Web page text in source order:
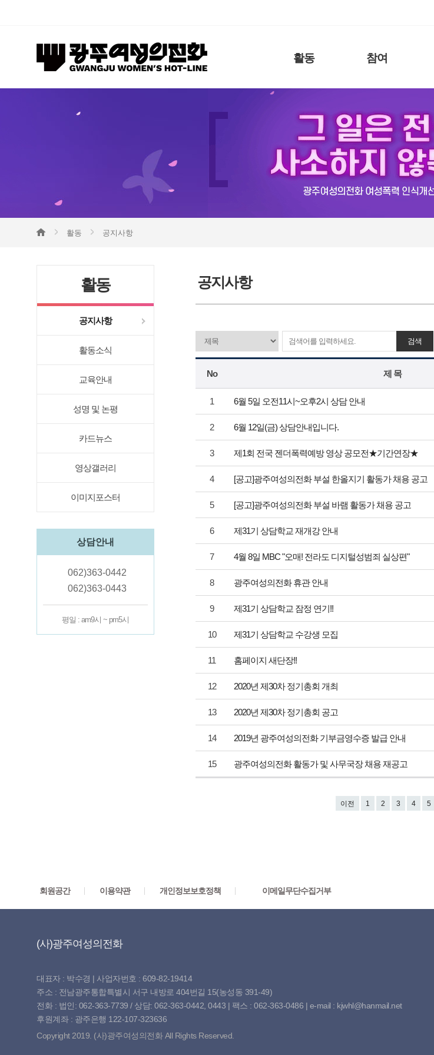
활동 참여
활동 공지사항
활동
공지사항
활동소식
교육안내
성명 및 논평
카드뉴스
영상갤러리
이미지포스터
상담안내
062)363-0442
062)363-0443
평일 : am9시 ~ pm5시
공지사항
검색
No 제 목
1 6월 5일 오전11시~오후2시 상담 안내
2 6월 12일(금) 상담안내입니다.
3 제1회 전국 젠더폭력예방 영상 공모전★기간연장★
4 [공고]광주여성의전화 부설 한올지기 활동가 채용 공고
5 [공고]광주여성의전화 부설 바램 활동가 채용 공고
6 제31기 상담학교 재개강 안내
7 4월 8일 MBC "오매! 전라도 디지털성범죄 실상편"
8 광주여성의전화 휴관 안내
9 제31기 상담학교 잠정 연기!!
10 제31기 상담학교 수강생 모집
11 홈페이지 새단장!!
12 2020년 제30차 정기총회 개최
13 2020년 제30차 정기총회 공고
14 2019년 광주여성의전화 기부금영수증 발급 안내
15 광주여성의전화 활동가 및 사무국장 채용 재공고
이전 1 2 3 4 5
회원공간 이용약관 개인정보보호정책 이메일무단수집거부
(사)광주여성의전화
대표자 : 박수경 | 사업자번호 : 609-82-19414
주소 : 전남광주통합특별시 서구 내방로 404번길 15(농성동 391-49)
전화 : 법인: 062-363-7739 / 상담: 062-363-0442, 0443 | 팩스 : 062-363-0486 | e-mail : kjwhl@hanmail.net
후원계좌 : 광주은행 122-107-323636
Copyright 2019. (사)광주여성의전화 All Rights Reserved.